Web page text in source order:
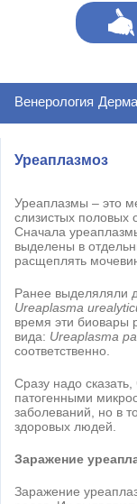
Венерология
Уреаплазмоз
Уреаплазмы – это
слизистых половых
Сначала
выделены в
расщеплять
Ранее выделяляли
Ureaplasma
время эти биовары
вида: Ureaplasma
соответственно.
Сразу надо
патогенными
заболеваний, но в
здоровых людей.
Заражение
Заражение